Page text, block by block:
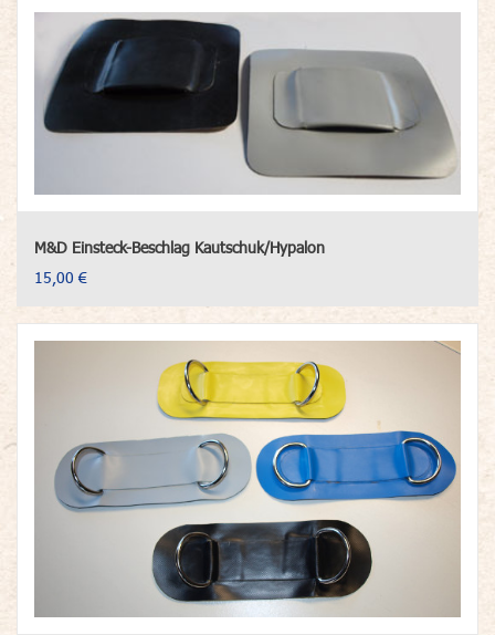
M&D Einsteck-Beschlag Kautschuk/Hypalon
15,00 €